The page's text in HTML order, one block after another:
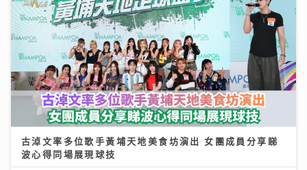
古淖文率多位歌手黃埔天地美食坊演出 女團成員分享睇
波心得同場展現球技
19/07/2026